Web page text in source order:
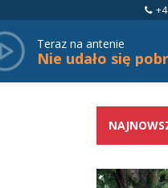
Teraz na antenie